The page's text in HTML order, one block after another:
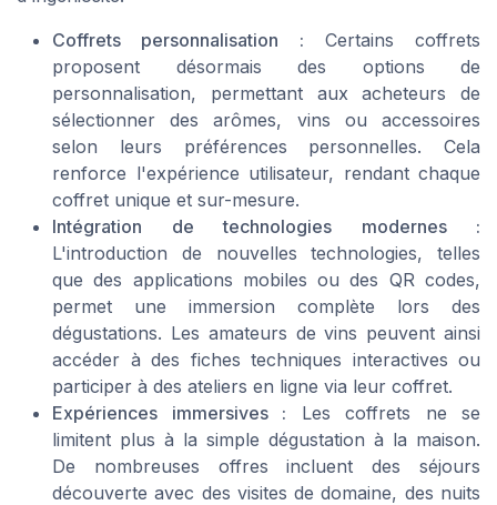
Coffrets personnalisation : Certains coffrets
proposent désormais des options de
personnalisation, permettant aux acheteurs de
sélectionner des arômes, vins ou accessoires
selon leurs préférences personnelles. Cela
renforce l'expérience utilisateur, rendant chaque
coffret unique et sur-mesure.
Intégration de technologies modernes :
L'introduction de nouvelles technologies, telles
que des applications mobiles ou des QR codes,
permet une immersion complète lors des
dégustations. Les amateurs de vins peuvent ainsi
accéder à des fiches techniques interactives ou
participer à des ateliers en ligne via leur coffret.
Expériences immersives : Les coffrets ne se
limitent plus à la simple dégustation à la maison.
De nombreuses offres incluent des séjours
découverte avec des visites de domaine, des nuits